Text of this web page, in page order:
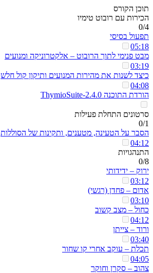
תוכן הקורס
הכירות עם רובוט טימיו
0/4
תפעול בסיסי
05:18
מבט פנימי לתוך הרובוט – אלקטרוניקה ומנועים
03:19
כיצד לשנות את מהירות המנועים ותיקון קול חלש
04:08
הורדת התוכנה ThymioSuite-2.4.0
סרטונים התחלת פעילות
0/1
הסבר על הטעינה, מטענים, ותקינות של הסוללות
04:12
התנהגויות
0/8
ירוק – ידידותי
03:12
אדום – פחדן (רגשי)
03:10
כחול – מצב קשוב
04:12
ורוד – צייתן
03:40
תכלת – עוקב אחרי קו שחור
04:05
צהוב – סקרן וחוקר